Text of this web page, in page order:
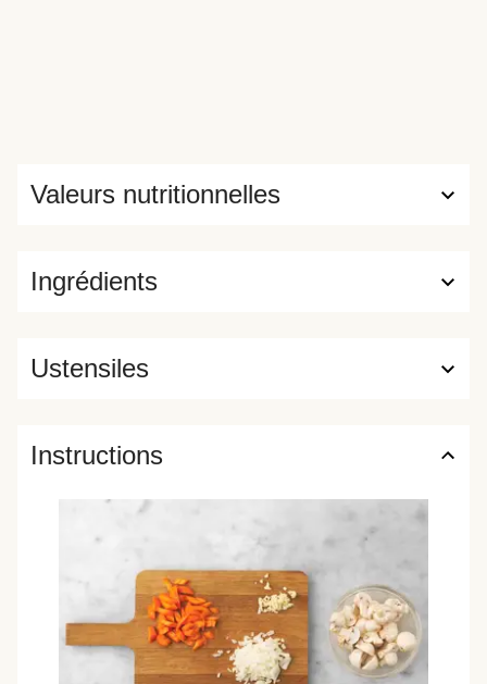
Ingrédients
Valeurs nutritionnelles
Ustensiles
Instructions